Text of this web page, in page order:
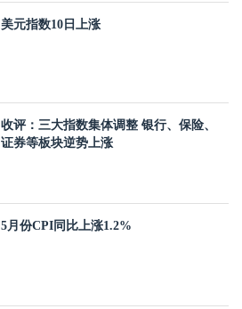
美元指数10日上涨
收评：三大指数集体调整 银行、保险、
证券等板块逆势上涨
5月份CPI同比上涨1.2%